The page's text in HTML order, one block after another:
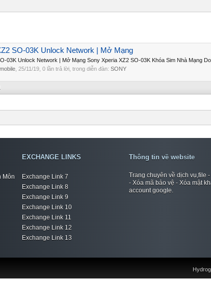
SO-03K Unlock Network | Mở Mạng
03K Unlock Network | Mở Mạng Sony Xperia XZ2 SO-03K Khóa Sim Nhà Mạng
25/11/19 , 0 lần trả lời, trong diễn đàn: SONY
Môn
EXCHANGE LINKS
Exchange Link 7
Exchange Link 8
Exchange Link 9
Exchange Link 10
Exchange Link 11
Exchange Link 12
Exchange Link 13
Thông tin về website
Trang chuyên về dịch vụ,file
- Xóa mã bảo vệ - Xóa mật
account google.